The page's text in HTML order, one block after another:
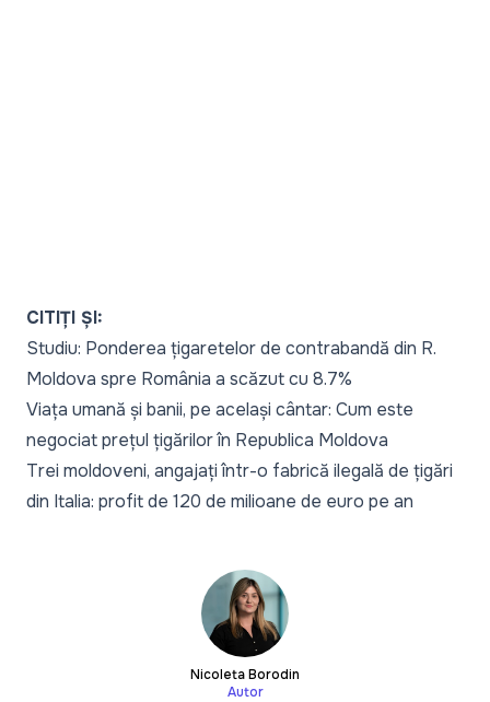
CITIȚI ȘI:
Studiu: Ponderea țigaretelor de contrabandă din R.
Moldova spre România a scăzut cu 8.7%
Viața umană și banii, pe același cântar: Cum este
negociat prețul țigărilor în Republica Moldova
Trei moldoveni, angajați într-o fabrică ilegală de țigări
din Italia: profit de 120 de milioane de euro pe an
Nicoleta Borodin
Autor